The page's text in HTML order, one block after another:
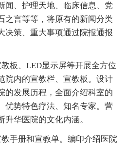
闻、护理天地、临床信息、党
之言等等，将原有的新闻分类
决策、重大事项通过院报通报
、LED显示屏等开展全方位
院内的宣教栏、宣教板。设计
的发展历程，全面介绍科室的
优势特色疗法、知名专家。营
华医院的文化内涵。
册和宣教单。编印介绍医院